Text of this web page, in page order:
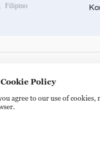
Filipino
备20000184号
Policy
agree to our use of